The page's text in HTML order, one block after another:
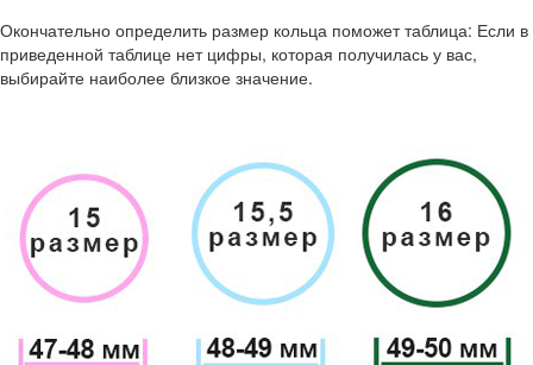
Окончательно определить размер кольца поможет таблица: Если в
приведенной таблице нет цифры, которая получилась у вас,
выбирайте наиболее близкое значение.